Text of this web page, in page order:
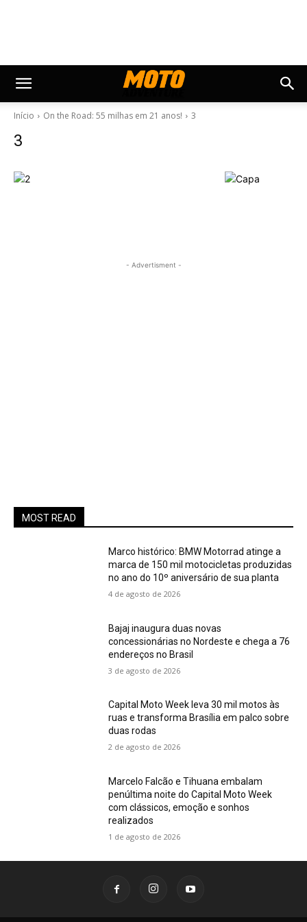
Início On the Road: 55 milhas em 21 anos! 3
3
- Advertisment -
MOST READ
Marco histórico: BMW Motorrad atinge a
marca de 150 mil motocicletas produzidas
no ano do 10º aniversário de sua planta
4 de agosto de 2026
Bajaj inaugura duas novas
concessionárias no Nordeste e chega a 76
endereços no Brasil
3 de agosto de 2026
Capital Moto Week leva 30 mil motos às
ruas e transforma Brasília em palco sobre
duas rodas
2 de agosto de 2026
Marcelo Falcão e Tihuana embalam
penúltima noite do Capital Moto Week
com clássicos, emoção e sonhos
realizados
1 de agosto de 2026